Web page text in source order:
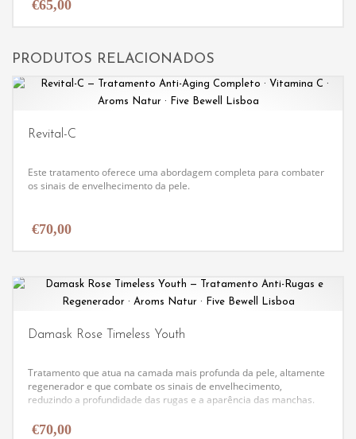
€65,00
PRODUTOS RELACIONADOS
Revital-C
Este tratamento oferece uma abordagem completa para combater
os sinais de envelhecimento da pele.
€70,00
Damask Rose Timeless Youth
Tratamento que atua na camada mais profunda da pele, altamente
regenerador e que combate os sinais de envelhecimento,
reduzindo a profundidade das rugas e a aparência das manchas.
€70,00